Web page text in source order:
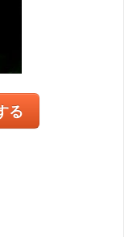
る